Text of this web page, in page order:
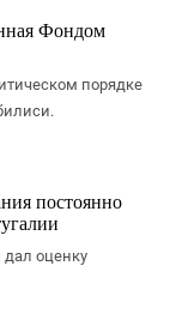
Фондом
порядке
постоянно
дал оценку